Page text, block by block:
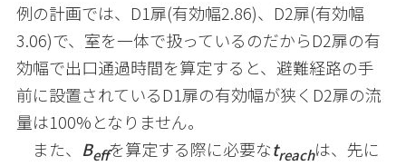
例の計画では、 D1扉(有効幅2.86)、 D2扉(有効幅
3.06)で、室を一体で扱っているのだからD2扉の有
効幅で出口通過時間を算定すると、避難経路の手
前に設置されているD1扉の有効幅が狭く D2扉の流
量は100%となりません。
また、 Beffを算定する際に必要なtreachは、先に